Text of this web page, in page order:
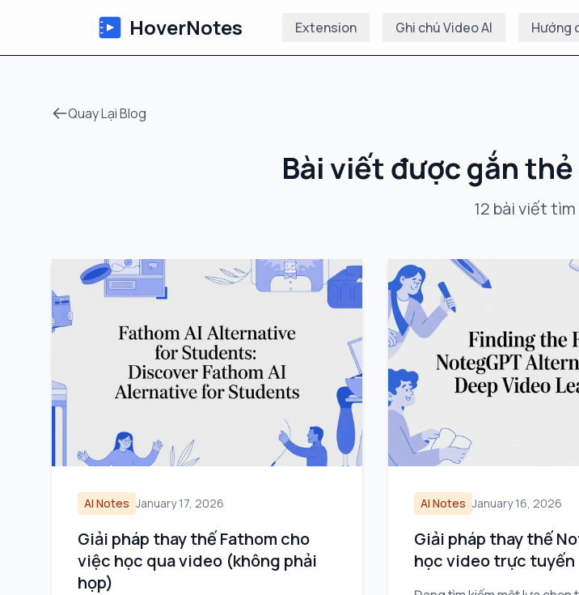
HoverNotes Extension Ghi chú Video AI Hướng
Quay Lại Blog
Bài viết được gắn thẻ
12 bài viếttìm
AI Notes January 17, 2026
Giải pháp thay thế Fathom cho
việc học qua video (không phải
họp)
AI Notes January 16, 2026
Giải pháp thay thế
học video trực tuyến